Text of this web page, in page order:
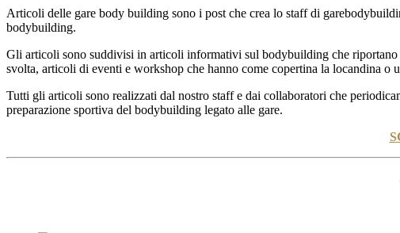
Articoli delle gare body building sono i post che crea lo staff di
bodybuilding.
Gli articoli sono suddivisi in articoli informativi sul bodybuilding che
svolta, articoli di eventi e workshop che hanno come copertina la locandina o
Tutti gli articoli sono realizzati dal nostro staff e dai collaboratori che
preparazione sportiva del bodybuilding legato alle gare.